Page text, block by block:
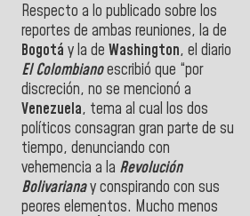
Respecto a lo publicado sobre los
reportes de ambas reuniones, la de
Bogotá y la de Washington, el diario
El Colombianoescribió que “por
discreción, no se mencionó a
Venezuela, tema al cual los dos
políticos consagran gran parte de su
tiempo, denunciando con
vehemencia a la Revolución
Bolivarianay conspirando con sus
peores elementos. Mucho menos